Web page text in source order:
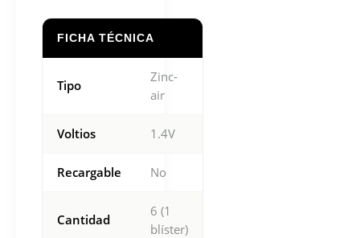
FICHA TÉCNICA
Tipo
Zinc-
air
Voltios 1.4V
Recargable No
Cantidad
6 (1
blíster)